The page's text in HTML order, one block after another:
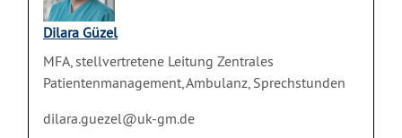
Dilara Güzel
MFA, stellvertretene Leitung Zentrales
Patientenmanagement, Ambulanz, Sprechstunden
dilara.guezel@uk-gm.de